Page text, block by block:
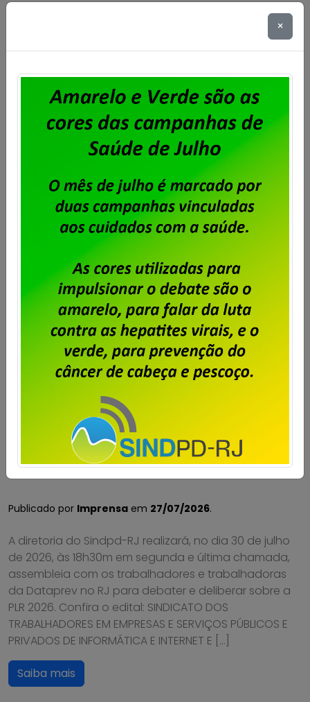
Em assembleia realizada ontem, 30 de julho, na sede
Dataprev aprovaram a proposta de pagamento da
PLR 2026. Foi aprovada também a cobrança de 6%
de Contribuição para Custeio Sindical sobre a PLR
2026, com desconto limitado a 240,00 e direito a
oposição por parte daqueles que não […]
Saiba mais
Dataprev – Assembleia para tratar
da PLR 2026
Publicado por Imprensa em 27/07/2026.
A diretoria do Sindpd-RJ realizará, no dia 30 de julho
de 2026, às 18h30m em segunda e última chamada,
assembleia com os trabalhadores e trabalhadoras
da Dataprev no RJ para debater e deliberar sobre a
PLR 2026. Confira o edital: SINDICATO DOS
TRABALHADORES EM EMPRESAS E SERVIÇOS PÚBLICOS E
PRIVADOS DE INFORMÁTICA E INTERNET E […]
Saiba mais
×